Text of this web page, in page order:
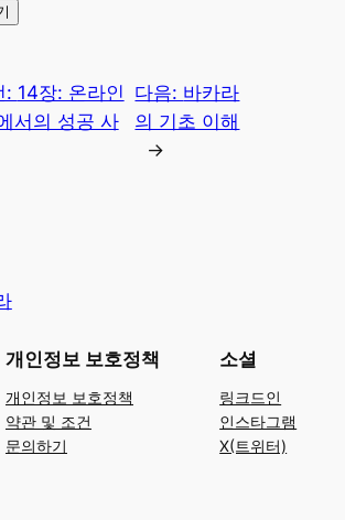
: 14장: 온라인
서의 성공 사
다음: 바카라
의 기초 이해
→
개인정보 보호정책
개인정보 보호정책
약관 및 조건
문의하기
소셜
링크드인
인스타그램
X(트위터)